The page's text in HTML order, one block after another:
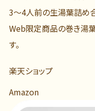
3～4人前の生湯葉詰め合
Web限定商品の巻き湯
す。
楽天ショップ
Amazon